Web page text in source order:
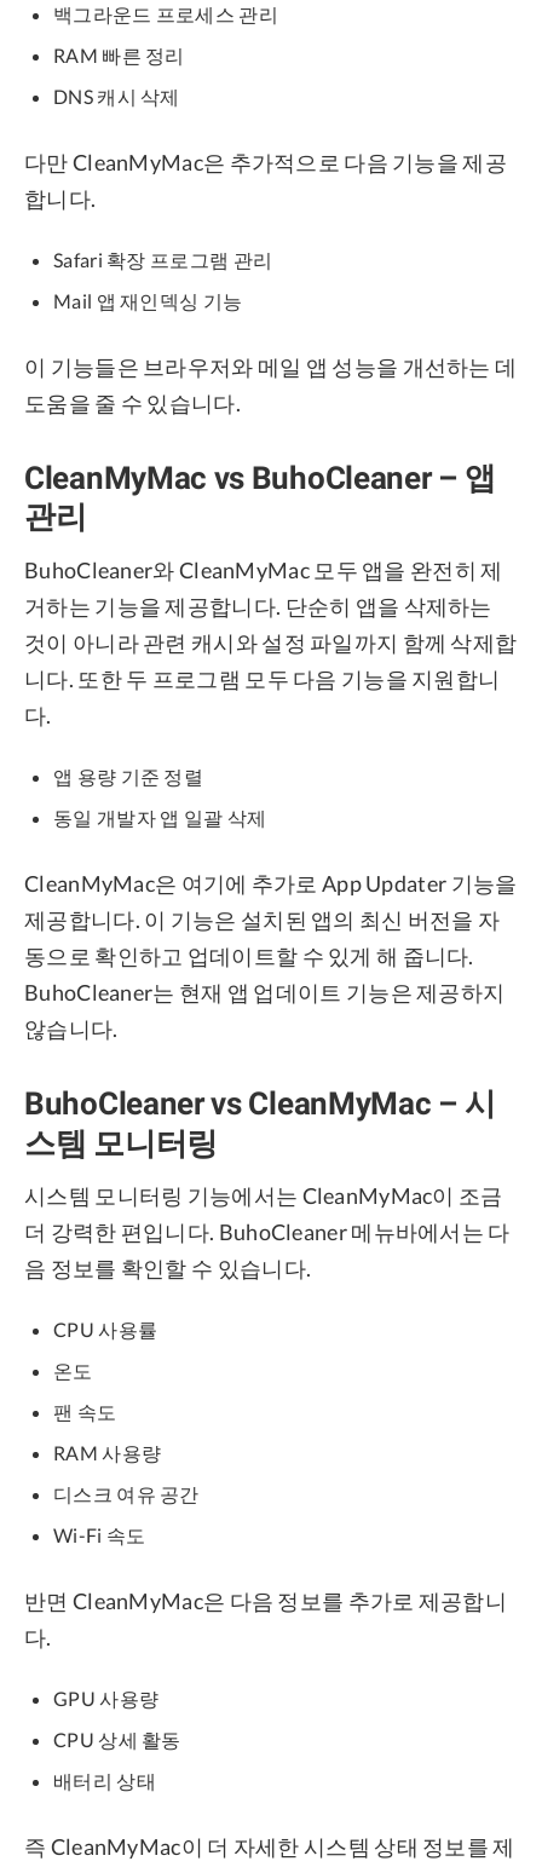
백그라운드 프로세스 관리
RAM 빠른 정리
DNS 캐시 삭제
다만 CleanMyMac은 추가적으로 다음 기능을 제공
합니다.
Safari 확장 프로그램 관리
Mail 앱 재인덱싱 기능
이 기능들은 브라우저와 메일 앱 성능을 개선하는 데
도움을 줄 수 있습니다.
CleanMyMac vs BuhoCleaner – 앱
관리
BuhoCleaner와 CleanMyMac 모두 앱을 완전히 제
거하는 기능을 제공합니다. 단순히 앱을 삭제하는
것이 아니라 관련 캐시와 설정 파일까지 함께 삭제합
니다. 또한 두 프로그램 모두 다음 기능을 지원합니
다.
앱 용량 기준 정렬
동일 개발자 앱 일괄 삭제
CleanMyMac은 여기에 추가로 App Updater 기능을
제공합니다. 이 기능은 설치된 앱의 최신 버전을 자
동으로 확인하고 업데이트할 수 있게 해 줍니다.
BuhoCleaner는 현재 앱 업데이트 기능은 제공하지
않습니다.
BuhoCleaner vs CleanMyMac – 시
스템 모니터링
시스템 모니터링 기능에서는 CleanMyMac이 조금
더 강력한 편입니다. BuhoCleaner 메뉴바에서는 다
음 정보를 확인할 수 있습니다.
CPU 사용률
온도
팬 속도
RAM 사용량
디스크 여유 공간
Wi-Fi 속도
반면 CleanMyMac은 다음 정보를 추가로 제공합니
다.
GPU 사용량
CPU 상세 활동
배터리 상태
즉 CleanMyMac이 더 자세한 시스템 상태 정보를 제